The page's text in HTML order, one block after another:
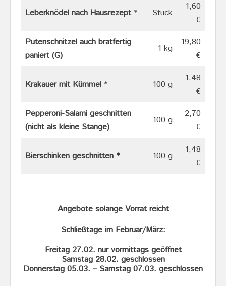
Leberknödel nach Hausrezept * Stück
1,60
€
Putenschnitzel auch bratfertig
paniert (G)
1 kg
19,80
€
Krakauer mit Kümmel * 100 g
1,48
€
Pepperoni-Salami geschnitten
(nicht als kleine Stange)
100 g
2,70
€
Bierschinken geschnitten * 100 g
1,48
€
Angebote solange Vorrat reicht
Schließtage im Februar/März:
Freitag 27.02. nur vormittags geöffnet
Samstag 28.02. geschlossen
Donnerstag 05.03. – Samstag 07.03. geschlossen